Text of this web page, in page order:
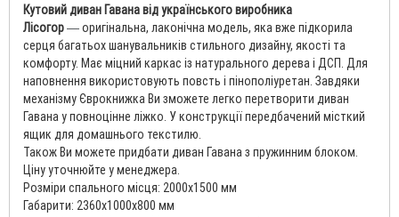
Кутовий диван Гавана від українського виробника
Лісогор—оригінальна, лаконічна модель, яка вже підкорила
серця багатьох шанувальників стильного дизайну, якості та
комфорту. Має міцний каркас із натурального дерева і ДСП. Для
наповнення використовують повсть і пінополіуретан. Завдяки
механізму Єврокнижка Ви зможете легко перетворити диван
Гавана у повноцінне ліжко. У конструкції передбачений місткий
ящик для домашнього текстилю.
Також Ви можете придбати диван Гавана з пружинним блоком.
Ціну уточнюйте у менеджера.
Розміри спального місця: 2000х1500 мм
Габарити: 2360х1000х800 мм